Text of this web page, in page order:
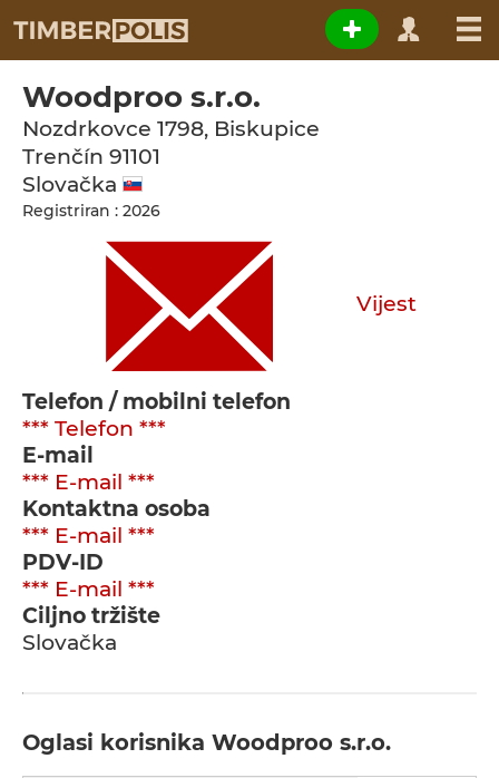
Woodproo s.r.o.
Nozdrkovce 1798, Biskupice
Trenčín 91101
Slovačka
Registriran : 2026
Vijest
Telefon / mobilni telefon
*** Telefon ***
E-mail
*** E-mail ***
Kontaktna osoba
*** E-mail ***
PDV-ID
*** E-mail ***
Ciljno tržište
Slovačka
Oglasi korisnika Woodproo s.r.o.